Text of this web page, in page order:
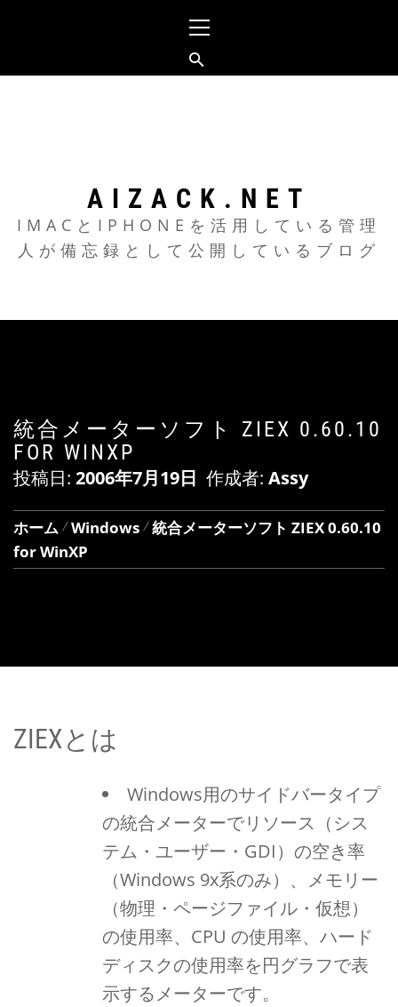
コ
イ
ン
メ
AIZACK.NET
IMACとIPHONEを活用している管理
人が備忘録として公開しているブログ
統合メーターソフト ZIEX 0.60.10
FOR WINXP
投稿日: 2006年7月19日 作成者: Assy
ホーム Windows
統合メーターソフト ZIEX 0.60.10
for WinXP
ZIEXとは
Windows用のサイドバータイプ
の統合メーターでリソース（シス
テム・ユーザー・GDI）の空き率
（Windows 9x系のみ）、メモリー
（物理・ページファイル・仮想）
の使用率、CPU の使用率、ハード
ディスクの使用率を円グラフで表
示するメーターです。